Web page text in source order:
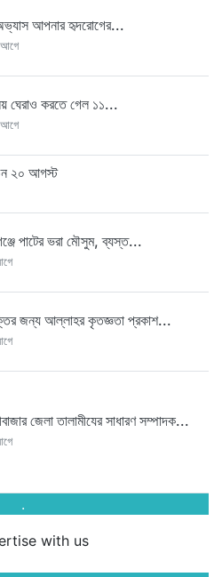
আপনার হৃদরোগের...
আগে
ঘেরাও করতে গেল ১১...
আগে
২০ আগস্ট
পাটের ভরা মৌসুম, ব্যস্ত...
জন্য আল্লাহর কৃতজ্ঞতা প্রকাশ...
জেলা তালামীযের সাধারণ সম্পাদক...
.